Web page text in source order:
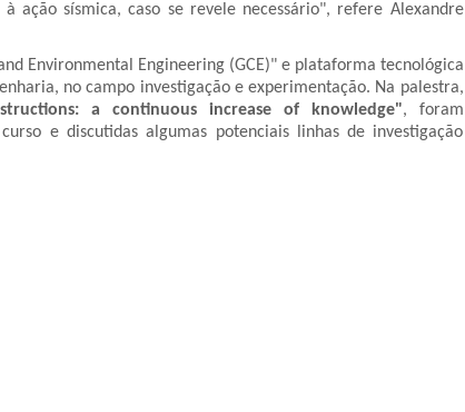
ação sísmica, caso se revele necessário", refere Alexandre
Environmental Engineering (GCE)" e plataforma tecnológica
no campo investigação e experimentação. Na palestra,
a continuous increase of knowledge", foram
e discutidas algumas potenciais linhas de investigação